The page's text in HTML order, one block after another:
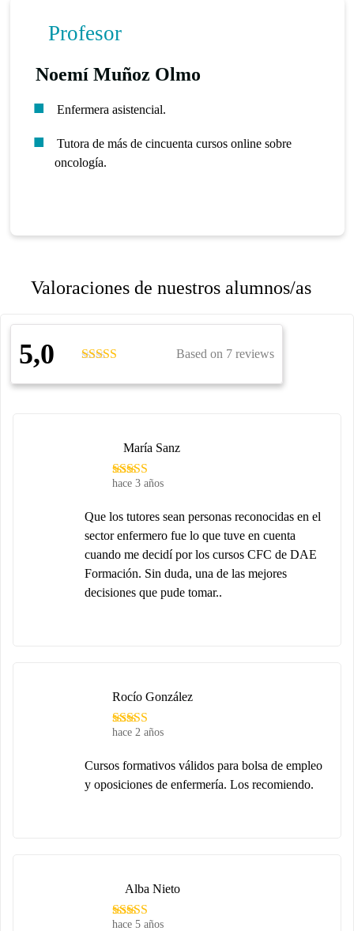
Profesor
Noemí Muñoz Olmo
Enfermera asistencial.
Tutora de más de cincuenta cursos online sobre
oncología.
Valoraciones de nuestros alumnos/as
5,0 Based on 7 reviews
hace 3 años
María Sanz
Que los tutores sean personas reconocidas en el
sector enfermero fue lo que tuve en cuenta
cuando me decidí por los cursos CFC de DAE
Formación. Sin duda, una de las mejores
decisiones que pude tomar..
hace 2 años
Rocío González
Cursos formativos válidos para bolsa de empleo
y oposiciones de enfermería. Los recomiendo.
hace 5 años
Alba Nieto